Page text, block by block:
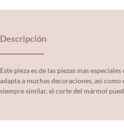
Descripción
Este pieza es de las piezas mas
adapta a muchas decoraciones, así
siempre similar, el corte del mármol